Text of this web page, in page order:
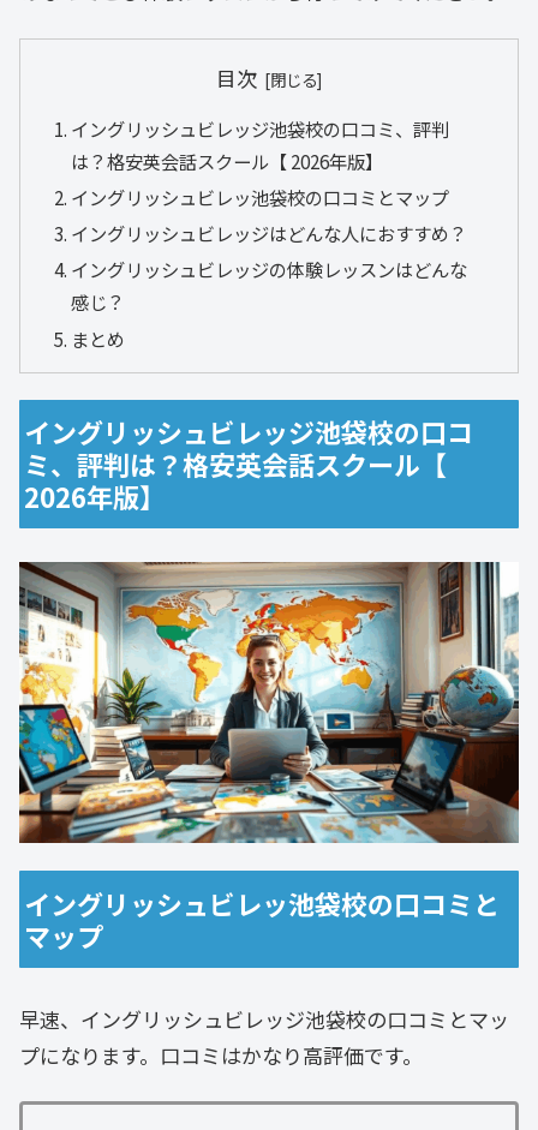
目次
イングリッシュビレッジ池袋校の口コミ、評判
は？格安英会話スクール【 2026年版】
イングリッシュビレッ池袋校の口コミとマップ
イングリッシュビレッジはどんな人におすすめ？
イングリッシュビレッジの体験レッスンはどんな
感じ？
まとめ
イングリッシュビレッジ池袋校の口コ
ミ、評判は？格安英会話スクール【
2026年版】
イングリッシュビレッ池袋校の口コミと
マップ
早速、イングリッシュビレッジ池袋校の口コミとマッ
プになります。口コミはかなり高評価です。